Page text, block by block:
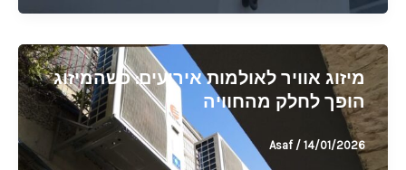
מיזוג אוויר לאולמות אירועים: כשהמיזוג
הופך לחלק מהחוויה
Asaf / 14/01/2026